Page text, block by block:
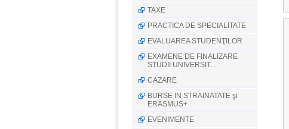
TAXE
PRACTICA DE SPECIALITATE
EVALUAREA STUDENŢILOR
EXAMENE DE FINALIZARE
STUDII UNIVERSIT...
CAZARE
BURSE IN STRAINATATE şi
ERASMUS+
EVENIMENTE